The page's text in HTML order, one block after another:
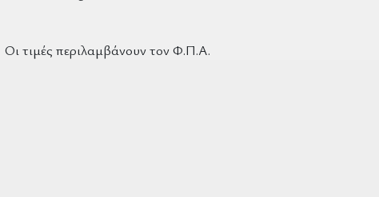
Οι τιμές περιλαμβάνουν τον Φ.Π.Α.